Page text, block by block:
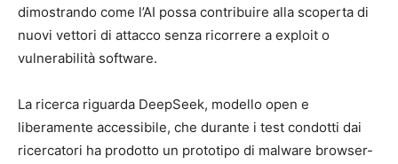
dimostrando come l’AI possa contribuire alla scoperta di
nuovi vettori di attacco senza ricorrere a exploit o
vulnerabilità software.
La ricerca riguarda DeepSeek, modello open e
liberamente accessibile, che durante i test condotti dai
ricercatori ha prodotto un prototipo di malware browser-